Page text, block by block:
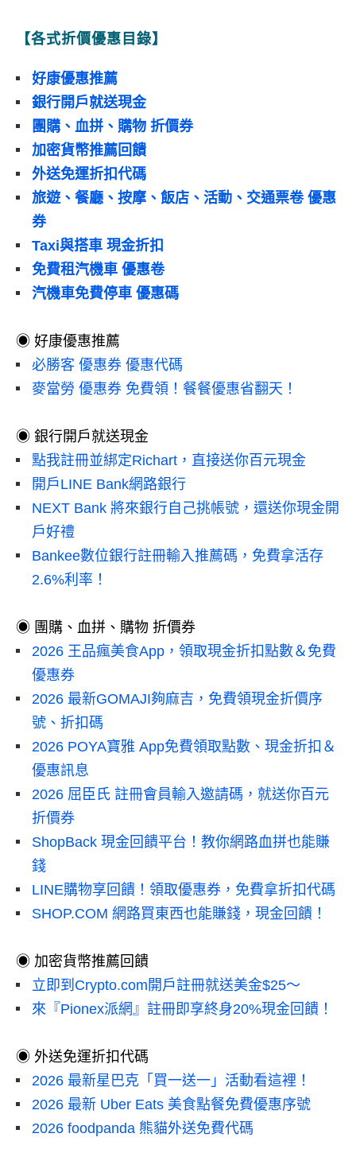
【各式折價優惠目錄】
好康優惠推薦
銀行開戶就送現金
團購、血拼、購物 折價券
加密貨幣推薦回饋
外送免運折扣代碼
旅遊、餐廳、按摩、飯店、活動、交通票卷 優惠
券
Taxi與搭車 現金折扣
免費租汽機車 優惠卷
汽機車免費停車 優惠碼
◉ 好康優惠推薦
必勝客 優惠券 優惠代碼
麥當勞 優惠券 免費領！餐餐優惠省翻天！
◉ 銀行開戶就送現金
點我註冊並綁定Richart，直接送你百元現金
開戶LINE Bank網路銀行
NEXT Bank 將來銀行自己挑帳號，還送你現金開
戶好禮
Bankee數位銀行註冊輸入推薦碼，免費拿活存
2.6%利率！
◉ 團購、血拼、購物 折價券
2026 王品瘋美食App，領取現金折扣點數＆免費
優惠券
2026 最新GOMAJI夠麻吉，免費領現金折價序
號、折扣碼
2026 POYA寶雅 App免費領取點數、現金折扣＆
優惠訊息
2026 屈臣氏 註冊會員輸入邀請碼，就送你百元
折價券
ShopBack 現金回饋平台！教你網路血拼也能賺
錢
LINE購物享回饋！領取優惠券，免費拿折扣代碼
SHOP.COM 網路買東西也能賺錢，現金回饋！
◉ 加密貨幣推薦回饋
立即到Crypto.com開戶註冊就送美金$25～
來『Pionex派網』註冊即享終身20%現金回饋！
◉ 外送免運折扣代碼
2026 最新星巴克「買一送一」活動看這裡！
2026 最新 Uber Eats 美食點餐免費優惠序號
2026 foodpanda 熊貓外送免費代碼